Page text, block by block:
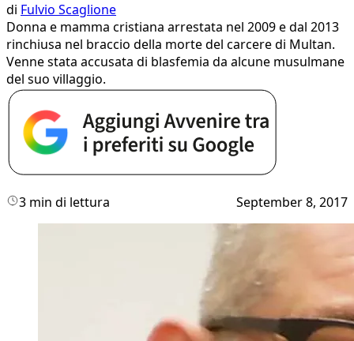
di Fulvio Scaglione
Donna e mamma cristiana arrestata nel 2009 e dal 2013
rinchiusa nel braccio della morte del carcere di Multan.
Venne stata accusata di blasfemia da alcune musulmane
del suo villaggio.
3 min di lettura September 8, 2017